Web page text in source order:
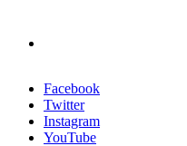
Facebook
Twitter
Instagram
YouTube